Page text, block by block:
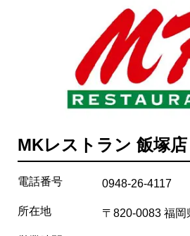
MKレストラン 飯塚店
電話番号 0948-26-4117
所在地 〒820-0083 福